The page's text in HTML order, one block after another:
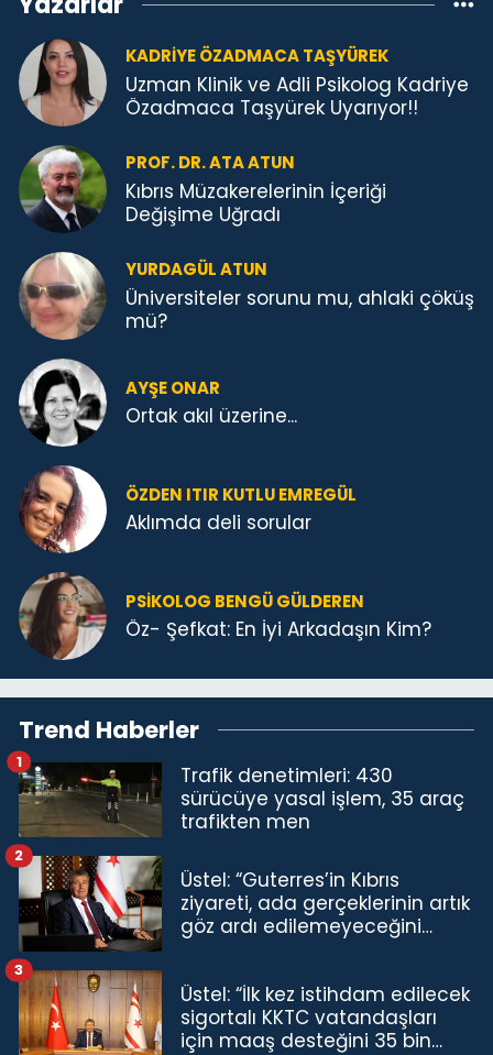
KADRIYE ÖZADMACA TAŞYÜREK
Uzman Klinik ve Adli Psikolog Kadriye
Özadmaca Taşyürek Uyarıyor!!
PROF. DR. ATA ATUN
Kıbrıs Müzakerelerinin İçeriği
Değişime Uğradı
YURDAGÜL ATUN
Üniversiteler sorunu mu, ahlaki çöküş
mü?
AYŞE ONAR
Ortak akıl üzerine...
ÖZDEN ITIR KUTLU EMREGÜL
Aklımda deli sorular
PSIKOLOG BENGÜ GÜLDEREN
Öz- Şefkat: En İyi Arkadaşın Kim?
Trend Haberler
Trafik denetimleri: 430
sürücüye yasal işlem, 35 araç
trafikten men
1
Üstel: “Guterres’in Kıbrıs
ziyareti, ada gerçeklerinin artık
göz ardı edilemeyeceğini
2
Üstel: “İlk kez istihdam edilecek
sigortalı KKTC vatandaşları
için maaş desteğini 35 bin
3